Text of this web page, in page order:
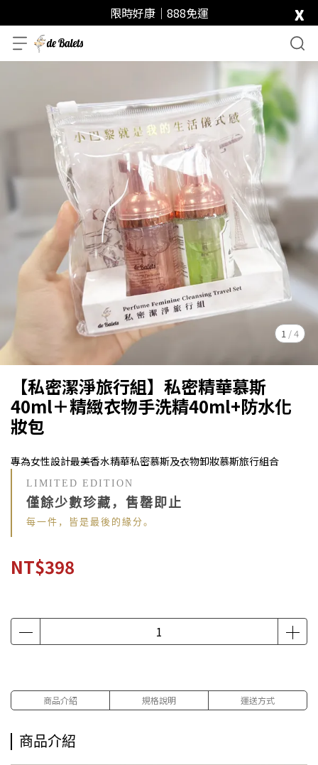
限時好康｜888免運 x
1 /4
【私密潔淨旅行組】私密精華慕斯
40ml＋精緻衣物手洗精40ml+防水化
妝包
專為女性設計最美香水精華私密慕斯及衣物卸妝慕斯旅行組合
LIMITED EDITION
僅餘少數珍藏，售罄即止
每一件，皆是最後的緣分。
NT$398
商品介紹 規格說明 運送方式
商品介紹